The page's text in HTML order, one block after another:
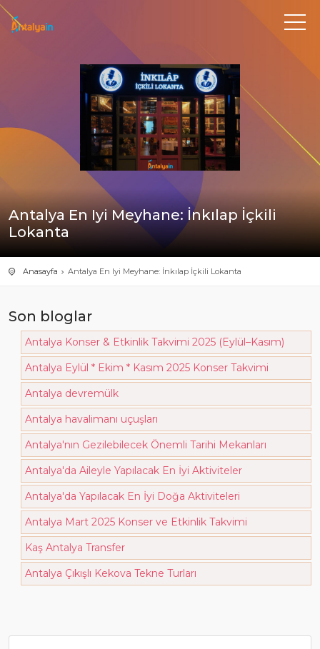
Antalya En Iyi Meyhane: İnkılap İçkili
Lokanta
Anasayfa Antalya En Iyi Meyhane: İnkılap İçkili Lokanta
Son bloglar
Antalya Konser & Etkinlik Takvimi 2025 (Eylül–Kasım)
Antalya Eylül * Ekim * Kasım 2025 Konser Takvimi
Antalya devremülk
Antalya havalimanı uçuşları
Antalya'nın Gezilebilecek Önemli Tarihi Mekanları
Antalya'da Aileyle Yapılacak En İyi Aktiviteler
Antalya'da Yapılacak En İyi Doğa Aktiviteleri
Antalya Mart 2025 Konser ve Etkinlik Takvimi
Kaş Antalya Transfer
Antalya Çıkışlı Kekova Tekne Turları